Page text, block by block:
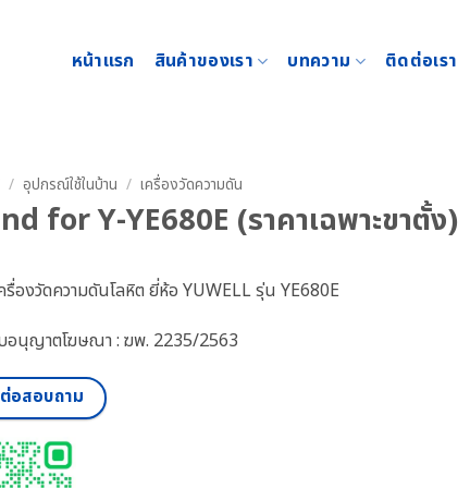
หน้าแรก สินค้าของเรา บทความ ติดต่อเรา
/ อุปกรณ์ใช้ในบ้าน / เครื่องวัดความดัน
for Y-YE680E (ราคาเฉพาะขาตั้ง)
รื่องวัดความดันโลหิต ยี่ห้อ YUWELL รุ่น YE680E
อนุญาตโฆษณา : ฆพ. 2235/2563
อสอบถาม